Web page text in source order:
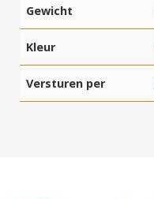
Gewicht
Kleur
Versturen per